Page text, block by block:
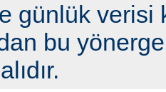
günlük verisi
bu